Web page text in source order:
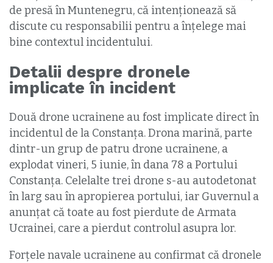
de presă în Muntenegru, că intenționează să
discute cu responsabilii pentru a înțelege mai
bine contextul incidentului.
Detalii despre dronele
implicate în incident
Două drone ucrainene au fost implicate direct în
incidentul de la Constanța. Drona marină, parte
dintr-un grup de patru drone ucrainene, a
explodat vineri, 5 iunie, în dana 78 a Portului
Constanța. Celelalte trei drone s-au autodetonat
în larg sau în apropierea portului, iar Guvernul a
anunțat că toate au fost pierdute de Armata
Ucrainei, care a pierdut controlul asupra lor.
Forțele navale ucrainene au confirmat că dronele